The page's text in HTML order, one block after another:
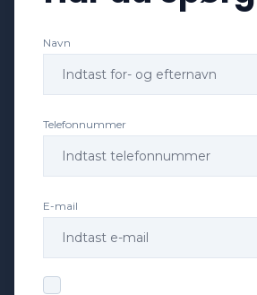
Navn
Telefonnummer
E-mail